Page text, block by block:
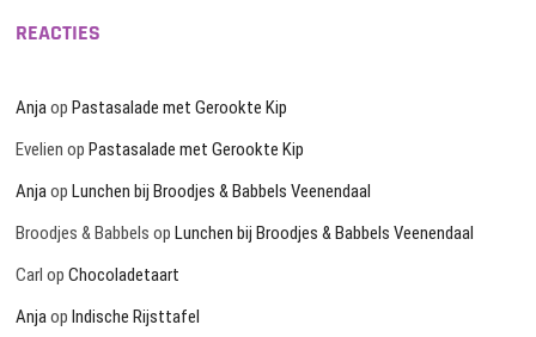
REACTIES
AnjaopPastasalade met Gerookte Kip
Evelien opPastasalade met Gerookte Kip
AnjaopLunchen bij Broodjes & Babbels Veenendaal
Broodjes & Babbels opLunchen bij Broodjes & Babbels Veenendaal
Carl opChocoladetaart
AnjaopIndische Rijsttafel